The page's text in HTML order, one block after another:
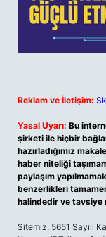
Reklam ve İletişim:
Yasal Uyarı: Bu
şirketi ile hiçbir
hazırladığımız
haber niteliği
paylaşım
benzerlikleri
halindedir ve tavsiye
Sitemiz, 5651 Sayılı